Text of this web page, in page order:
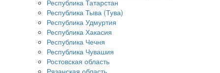
Республика Татарстан
Республика Тыва (Тува)
Республика Удмуртия
Республика Хакасия
Республика Чечня
Республика Чувашия
Ростовская область
Рязанская область